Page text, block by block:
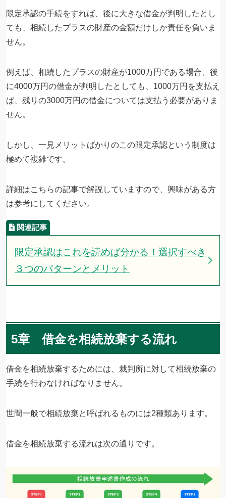
限定承認の手続をすれば、後に大きな借金が判明したとし
ても、相続したプラスの財産の金額だけしか責任を負いま
せん。
例えば、相続したプラスの財産が1000万円である場合、後
に4000万円の借金が判明したとしても、1000万円を支払え
ば、残りの3000万円の借金については支払う必要がありま
せん。
しかし、一見メリットばかりのこの限定承認という制度は
極めて複雑です。
詳細はこちらの記事で解説していますので、興味がある方
は参考にしてください。
限定承認はこれを読めば分かる！選択すべき
３つのパターンとメリット
5章 借金を相続放棄する流れ
借金を相続放棄するためには、裁判所に対して相続放棄の
手続を行わなければなりません。
世間一般で相続放棄と呼ばれるものには2種類あります。
借金を相続放棄する流れは次の通りです。